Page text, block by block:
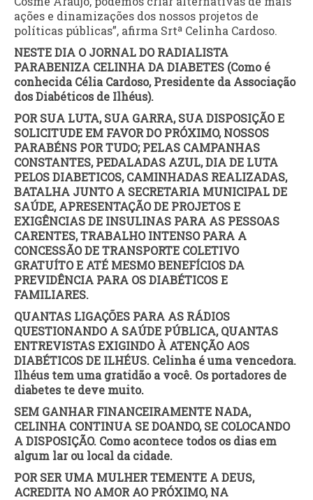
ações e dinamizações dos nossos projetos de
políticas públicas”, afirma Srtª Celinha Cardoso.
NESTE DIA O JORNAL DO RADIALISTA
PARABENIZA CELINHA DA DIABETES (Como é
conhecida Célia Cardoso, Presidente da Associação
dos Diabéticos de Ilhéus).
POR SUA LUTA, SUA GARRA, SUA DISPOSIÇÃO E
SOLICITUDE EM FAVOR DO PRÓXIMO, NOSSOS
PARABÉNS POR TUDO; PELAS CAMPANHAS
CONSTANTES, PEDALADAS AZUL, DIA DE LUTA
PELOS DIABETICOS, CAMINHADAS REALIZADAS,
BATALHA JUNTO A SECRETARIA MUNICIPAL DE
SAÚDE, APRESENTAÇÃO DE PROJETOS E
EXIGÊNCIAS DE INSULINAS PARA AS PESSOAS
CARENTES, TRABALHO INTENSO PARA A
CONCESSÃO DE TRANSPORTE COLETIVO
GRATUÍTO E ATÉ MESMO BENEFÍCIOS DA
PREVIDÊNCIA PARA OS DIABÉTICOS E
FAMILIARES.
QUANTAS LIGAÇÕES PARA AS RÁDIOS
QUESTIONANDO A SAÚDE PÚBLICA, QUANTAS
ENTREVISTAS EXIGINDO À ATENÇÃO AOS
DIABÉTICOS DE ILHÉUS. Celinha é uma vencedora.
Ilhéus tem uma gratidão a você. Os portadores de
diabetes te deve muito.
SEM GANHAR FINANCEIRAMENTE NADA,
CELINHA CONTINUA SE DOANDO, SE COLOCANDO
A DISPOSIÇÃO. Como acontece todos os dias em
algum lar ou local da cidade.
POR SER UMA MULHER TEMENTE A DEUS,
ACREDITA NO AMOR AO PRÓXIMO, NA